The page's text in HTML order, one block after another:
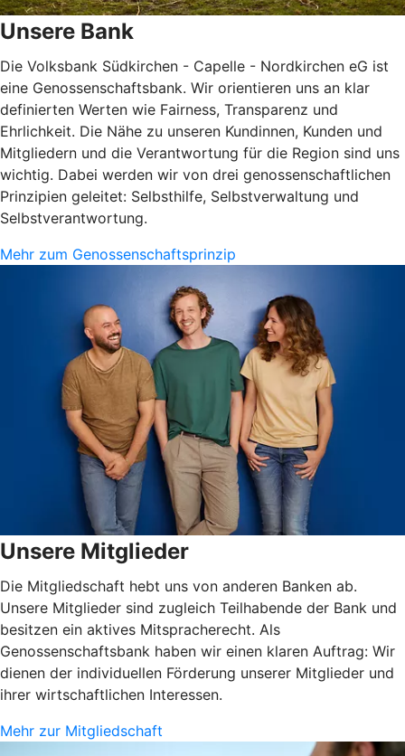
Unsere Bank
Die Volksbank Südkirchen - Capelle - Nordkirchen eG ist
eine Genossenschaftsbank. Wir orientieren uns an klar
definierten Werten wie Fairness, Transparenz und
Ehrlichkeit. Die Nähe zu unseren Kundinnen, Kunden und
Mitgliedern und die Verantwortung für die Region sind uns
wichtig. Dabei werden wir von drei genossenschaftlichen
Prinzipien geleitet: Selbsthilfe, Selbstverwaltung und
Selbstverantwortung.
Mehr zum Genossenschaftsprinzip
Unsere Mitglieder
Die Mitgliedschaft hebt uns von anderen Banken ab.
Unsere Mitglieder sind zugleich Teilhabende der Bank und
besitzen ein aktives Mitspracherecht. Als
Genossenschaftsbank haben wir einen klaren Auftrag: Wir
dienen der individuellen Förderung unserer Mitglieder und
ihrer wirtschaftlichen Interessen.
Mehr zur Mitgliedschaft